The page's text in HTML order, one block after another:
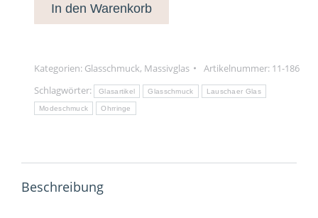
In den Warenkorb
Kategorien: Glasschmuck, Massivglas Artikelnummer: 11-186
Schlagwörter:
Glasartikel Glasschmuck Lauschaer Glas
Modeschmuck Ohrringe
Beschreibung